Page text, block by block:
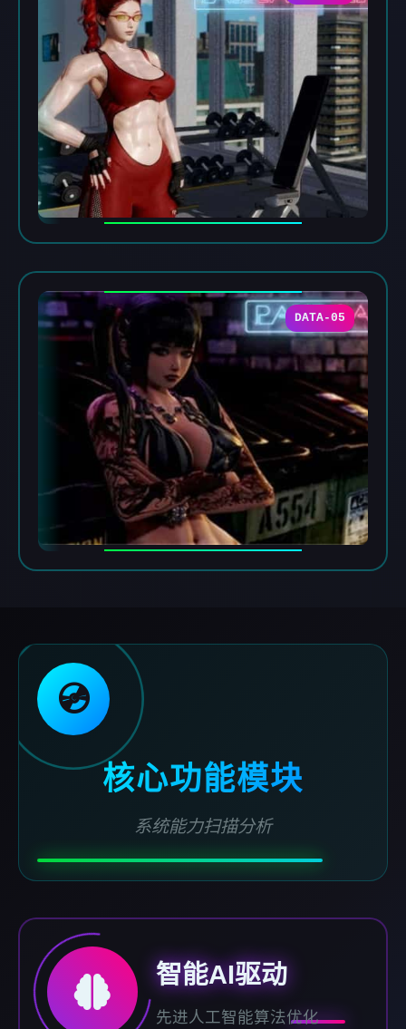
DATA-05
💿
核心功能模块
系统能力扫描分析
智能AI驱动
先进人工智能算法优化